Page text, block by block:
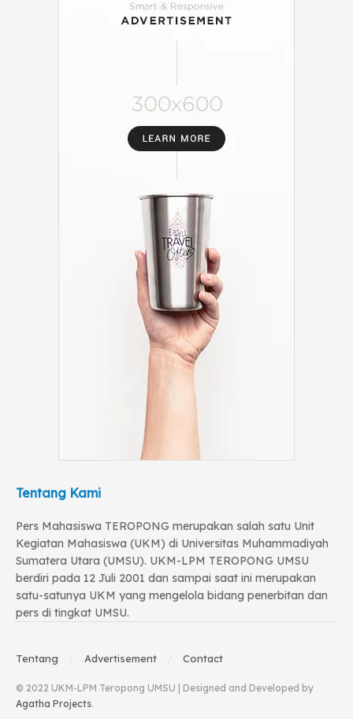
Tentang Kami
Pers Mahasiswa TEROPONG merupakan salah satu Unit
Kegiatan Mahasiswa (UKM) di Universitas Muhammadiyah
Sumatera Utara (UMSU). UKM-LPM TEROPONG UMSU
berdiri pada 12 Juli 2001 dan sampai saat ini merupakan
satu-satunya UKM yang mengelola bidang penerbitan dan
pers di tingkat UMSU.
Tentang Advertisement Contact
© 2022 UKM-LPM Teropong UMSU | Designed and Developed by
Agatha Projects.